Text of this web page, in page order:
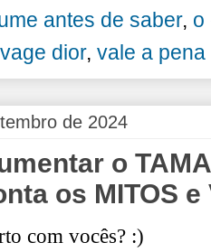
antes de saber, o
dior, vale a
de 2024
o
os MITOS e
com vocês? :)